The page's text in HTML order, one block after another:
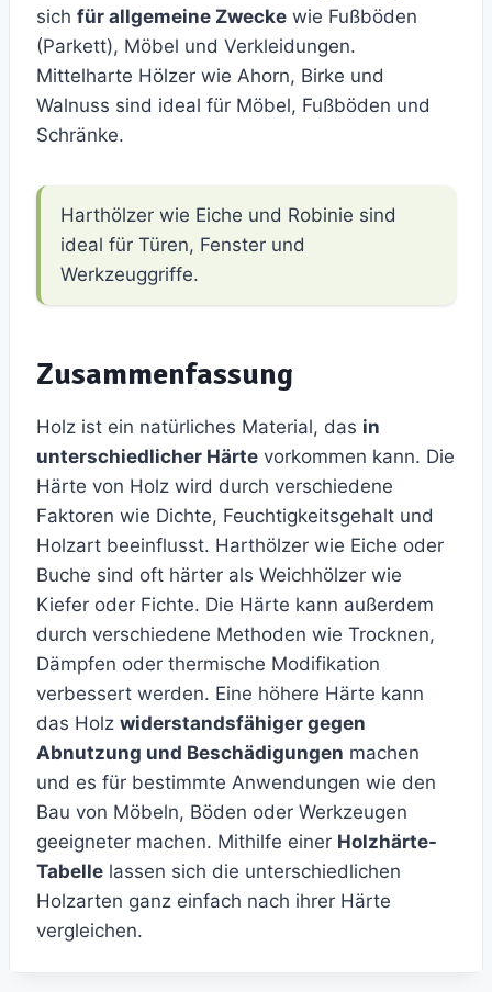
sich für allgemeine Zwecke wie Fußböden
(Parkett), Möbel und Verkleidungen.
Mittelharte Hölzer wie Ahorn, Birke und
Walnuss sind ideal für Möbel, Fußböden und
Schränke.
Harthölzer wie Eiche und Robinie sind
ideal für Türen, Fenster und
Werkzeuggriffe.
Zusammenfassung
Holz ist ein natürliches Material, das in
unterschiedlicher Härte vorkommen kann. Die
Härte von Holz wird durch verschiedene
Faktoren wie Dichte, Feuchtigkeitsgehalt und
Holzart beeinflusst. Harthölzer wie Eiche oder
Buche sind oft härter als Weichhölzer wie
Kiefer oder Fichte. Die Härte kann außerdem
durch verschiedene Methoden wie Trocknen,
Dämpfen oder thermische Modifikation
verbessert werden. Eine höhere Härte kann
das Holz widerstandsfähiger gegen
Abnutzung und Beschädigungen machen
und es für bestimmte Anwendungen wie den
Bau von Möbeln, Böden oder Werkzeugen
geeigneter machen. Mithilfe einer Holzhärte-
Tabelle lassen sich die unterschiedlichen
Holzarten ganz einfach nach ihrer Härte
vergleichen.